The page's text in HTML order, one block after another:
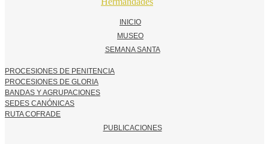
INICIO
MUSEO
SEMANA SANTA
PROCESIONES DE PENITENCIA
PROCESIONES DE GLORIA
BANDAS Y AGRUPACIONES
SEDES CANÓNICAS
RUTA COFRADE
PUBLICACIONES